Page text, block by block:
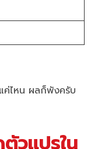
ค่ไหน ผลก็พังครับ